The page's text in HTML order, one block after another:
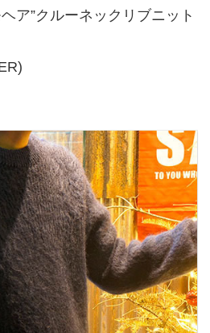
ア”クルーネックリブニット